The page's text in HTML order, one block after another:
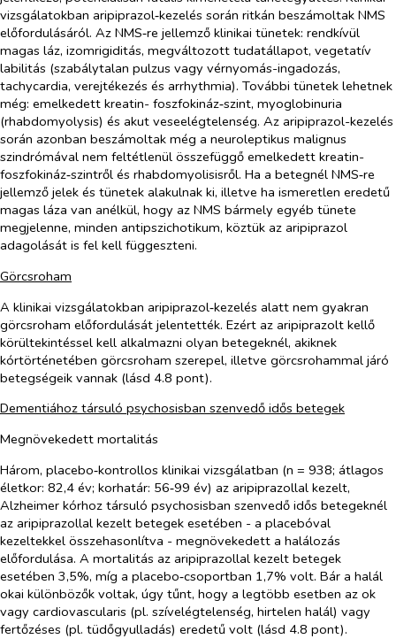
vizsgálatokban aripiprazol‑kezelés során ritkán beszámoltak NMS
előfordulásáról. Az NMS‑re jellemző klinikai tünetek: rendkívül
magas láz, izomrigiditás, megváltozott tudatállapot, vegetatív
labilitás (szabálytalan pulzus vagy vérnyomás-ingadozás,
tachycardia, verejtékezés és arrhythmia). További tünetek lehetnek
még: emelkedett kreatin- foszfokináz‑szint, myoglobinuria
(rhabdomyolysis) és akut veseelégtelenség. Az aripiprazol-kezelés
során azonban beszámoltak még a neuroleptikus malignus
szindrómával nem feltétlenül összefüggő emelkedett kreatin-
foszfokináz‑szintről és rhabdomyolisisről. Ha a betegnél NMS‑re
jellemző jelek és tünetek alakulnak ki, illetve ha ismeretlen eredetű
magas láza van anélkül, hogy az NMS bármely egyéb tünete
megjelenne, minden antipszichotikum, köztük az aripiprazol
adagolását is fel kell függeszteni.
Görcsroham
A klinikai vizsgálatokban aripiprazol‑kezelés alatt nem gyakran
görcsroham előfordulását jelentették. Ezért az aripiprazolt kellő
körültekintéssel kell alkalmazni olyan betegeknél, akiknek
kórtörténetében görcsroham szerepel, illetve görcsrohammal járó
betegségeik vannak (lásd 4.8 pont).
Dementiához társuló psychosisban szenvedő idős betegek
Megnövekedett mortalitás
Három, placebo‑kontrollos klinikai vizsgálatban (n = 938; átlagos
életkor: 82,4 év; korhatár: 56‑99 év) az aripiprazollal kezelt,
Alzheimer kórhoz társuló psychosisban szenvedő idős betegeknél
az aripiprazollal kezelt betegek esetében - a placebóval
kezeltekkel összehasonlítva - megnövekedett a halálozás
előfordulása. A mortalitás az aripiprazollal kezelt betegek
esetében 3,5%, míg a placebo‑csoportban 1,7% volt. Bár a halál
okai különbözők voltak, úgy tűnt, hogy a legtöbb esetben az ok
vagy cardiovascularis (pl. szívelégtelenség, hirtelen halál) vagy
fertőzéses (pl. tüdőgyulladás) eredetű volt (lásd 4.8 pont).